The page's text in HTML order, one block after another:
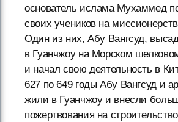
основатель ислама Мухаммед
своих учеников на
Один из них, Абу Вангсуд,
в Гуанчжоу на Морском
и начал свою деятельность в
627 по 649 годы Абу Вангсуд и
жили в Гуанчжоу и внесли
пожертвования на строительство